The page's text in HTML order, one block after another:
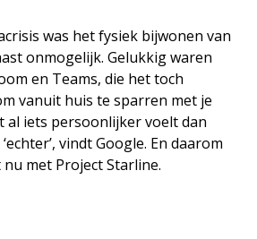
was het fysiek bijwonen van
onmogelijk. Gelukkig waren
en Teams, die het toch
vanuit huis te sparren met je
al iets persoonlijker voelt dan
vindt Google. En daarom
met Project Starline.